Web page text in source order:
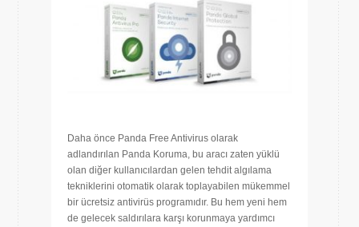
Daha önce Panda Free Antivirus olarak
adlandırılan Panda Koruma, bu aracı zaten yüklü
olan diğer kullanıcılardan gelen tehdit algılama
tekniklerini otomatik olarak toplayabilen mükemmel
bir ücretsiz antivirüs programıdır. Bu hem yeni hem
de gelecek saldırılara karşı korunmaya yardımcı